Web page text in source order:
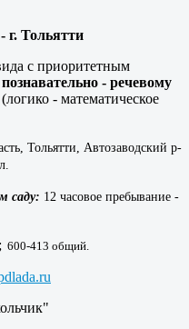
Тольятти
с приоритетным
познавательно - речевому
(логико - математическое
Тольятти, Автозаводский р-
саду: 12 часовое пребывание -
600-413 общий.